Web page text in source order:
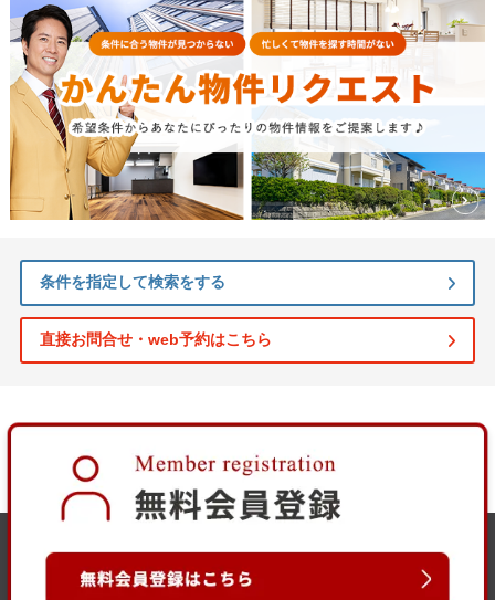
条件を指定して検索をする
直接お問合せ・web予約はこちら